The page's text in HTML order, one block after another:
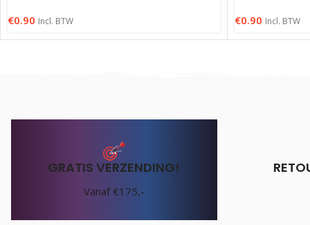
€0.90 Incl. BTW €0.90 Incl. BTW
GRATIS VERZENDING!
Vanaf €175,-